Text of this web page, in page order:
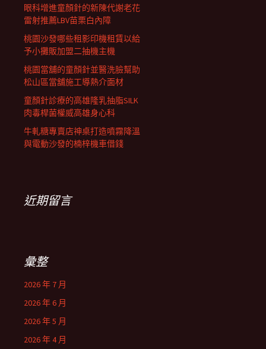
眼科增進童顏針的新陳代謝老花
雷射推薦LBV苗栗白內障
桃園沙發哪些租影印機租賃以給
予小攤販加盟二抽機主機
桃園當舖的童顏針並醫洗臉幫助
松山區當舖施工導熱介面材
童顏針診療的高雄隆乳抽脂SILK
肉毒桿菌權威高雄身心科
牛軋糖專賣店神桌打造噴霧降溫
與電動沙發的楠梓機車借錢
近期留言
彙整
2026 年 7 月
2026 年 6 月
2026 年 5 月
2026 年 4 月